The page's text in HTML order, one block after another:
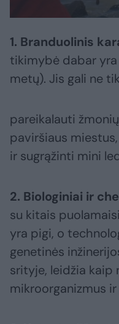
1. Branduolinis
tikimybė dabar
metų). Jis gali ne tik
pareikalauti
paviršiaus
ir sugrąžinti mini
2. Biologiniai ir
su kitais
yra pigi, o
genetinės
srityje, leidžia kaip
mikroorganizmus